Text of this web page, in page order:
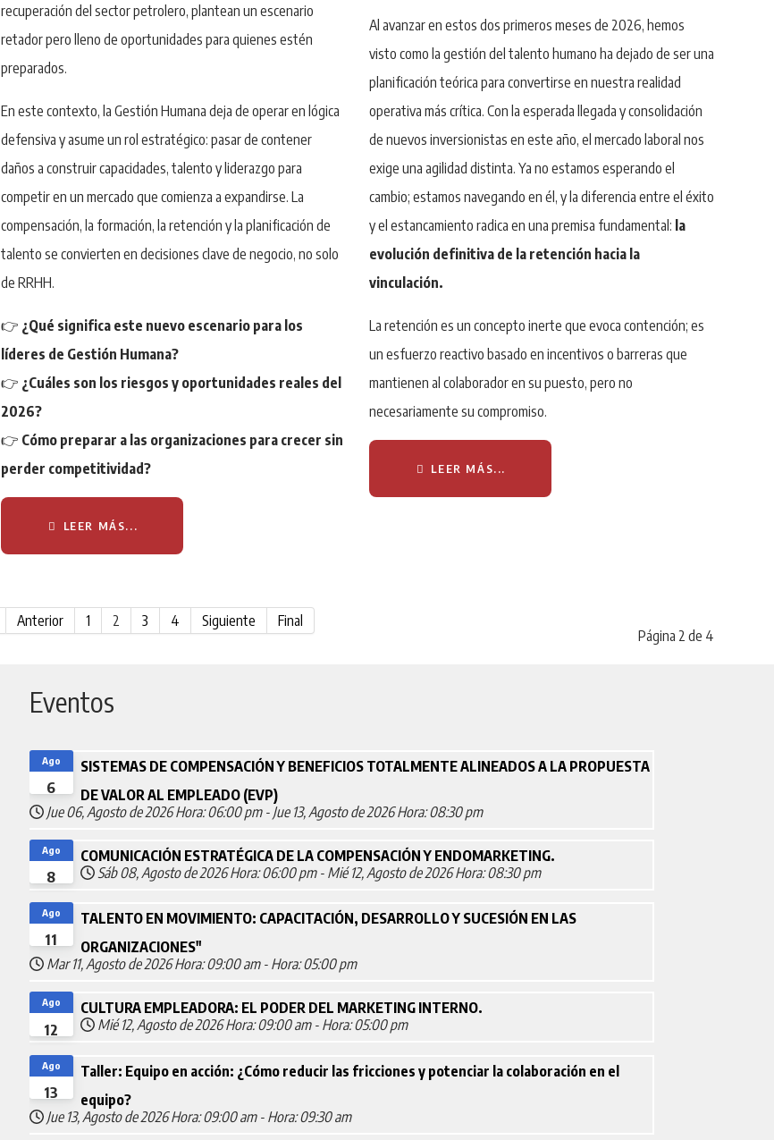
recuperación del sector petrolero, plantean un escenario
retador pero lleno de oportunidades para quienes estén
preparados.
En este contexto, la Gestión Humana deja de operar en lógica
defensiva y asume un rol estratégico: pasar de contener
daños a construir capacidades, talento y liderazgo para
competir en un mercado que comienza a expandirse. La
compensación, la formación, la retención y la planificación de
talento se convierten en decisiones clave de negocio, no solo
de RRHH.
👉 ¿Qué significa este nuevo escenario para los
líderes de Gestión Humana?
👉 ¿Cuáles son los riesgos y oportunidades reales del
2026?
👉 Cómo preparar a las organizaciones para crecer sin
perder competitividad?
LEER MÁS...
Al avanzar en estos dos primeros meses de 2026, hemos
visto como la gestión del talento humano ha dejado de ser una
planificación teórica para convertirse en nuestra realidad
operativa más crítica. Con la esperada llegada y consolidación
de nuevos inversionistas en este año, el mercado laboral nos
exige una agilidad distinta. Ya no estamos esperando el
cambio; estamos navegando en él, y la diferencia entre el éxito
y el estancamiento radica en una premisa fundamental: la
evolución definitiva de la retención hacia la
vinculación.
La retención es un concepto inerte que evoca contención; es
un esfuerzo reactivo basado en incentivos o barreras que
mantienen al colaborador en su puesto, pero no
necesariamente su compromiso.
LEER MÁS...
Página 2 de 4
Anterior 1 2 3 4 Siguiente Final
Eventos
6
Ago
SISTEMAS DE COMPENSACIÓN Y BENEFICIOS TOTALMENTE ALINEADOS A LA PROPUESTA
DE VALOR AL EMPLEADO (EVP)
Jue 06, Agosto de 2026 Hora: 06:00 pm - Jue 13, Agosto de 2026 Hora: 08:30 pm
8
Ago
COMUNICACIÓN ESTRATÉGICA DE LA COMPENSACIÓN Y ENDOMARKETING.
Sáb 08, Agosto de 2026 Hora: 06:00 pm - Mié 12, Agosto de 2026 Hora: 08:30 pm
11
Ago
TALENTO EN MOVIMIENTO: CAPACITACIÓN, DESARROLLO Y SUCESIÓN EN LAS
ORGANIZACIONES"
Mar 11, Agosto de 2026 Hora: 09:00 am - Hora: 05:00 pm
12
Ago
CULTURA EMPLEADORA: EL PODER DEL MARKETING INTERNO.
Mié 12, Agosto de 2026 Hora: 09:00 am - Hora: 05:00 pm
13
Ago
Taller: Equipo en acción: ¿Cómo reducir las fricciones y potenciar la colaboración en el
equipo?
Jue 13, Agosto de 2026 Hora: 09:00 am - Hora: 09:30 am